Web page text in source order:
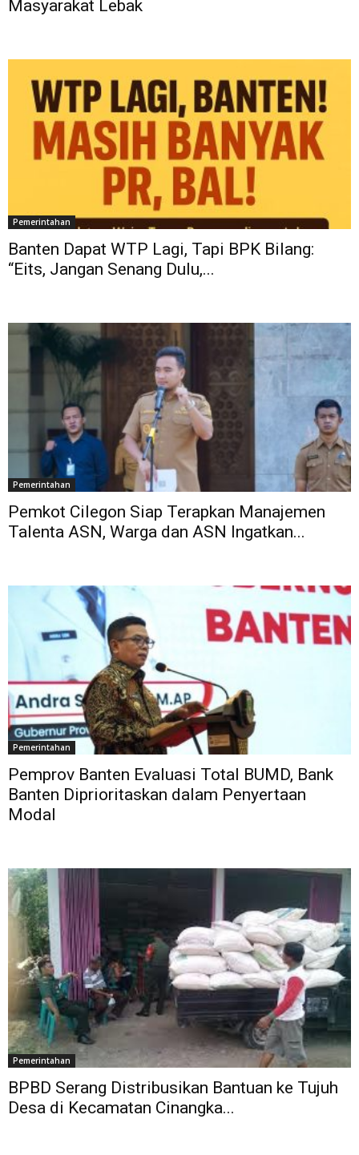
Masyarakat Lebak
Pemerintahan
Banten Dapat WTP Lagi, Tapi BPK Bilang:
“Eits, Jangan Senang Dulu,...
Pemerintahan
Pemkot Cilegon Siap Terapkan Manajemen
Talenta ASN, Warga dan ASN Ingatkan...
Pemerintahan
Pemprov Banten Evaluasi Total BUMD, Bank
Banten Diprioritaskan dalam Penyertaan
Modal
Pemerintahan
BPBD Serang Distribusikan Bantuan ke Tujuh
Desa di Kecamatan Cinangka...